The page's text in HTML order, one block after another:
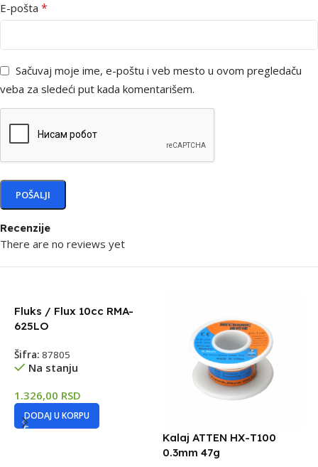
Recenzije
There are no reviews yet
E-pošta *
Sačuvaj moje ime, e-poštu i veb mesto u ovom pregledaču
veba za sledeći put kada komentarišem.
Fluks / Flux 10cc RMA-
625LO
Šifra: 87805
Na stanju
1.326,00 RSD
DODAJ U KORPU
Kalaj ATTEN HX-T100
0.3mm 47g